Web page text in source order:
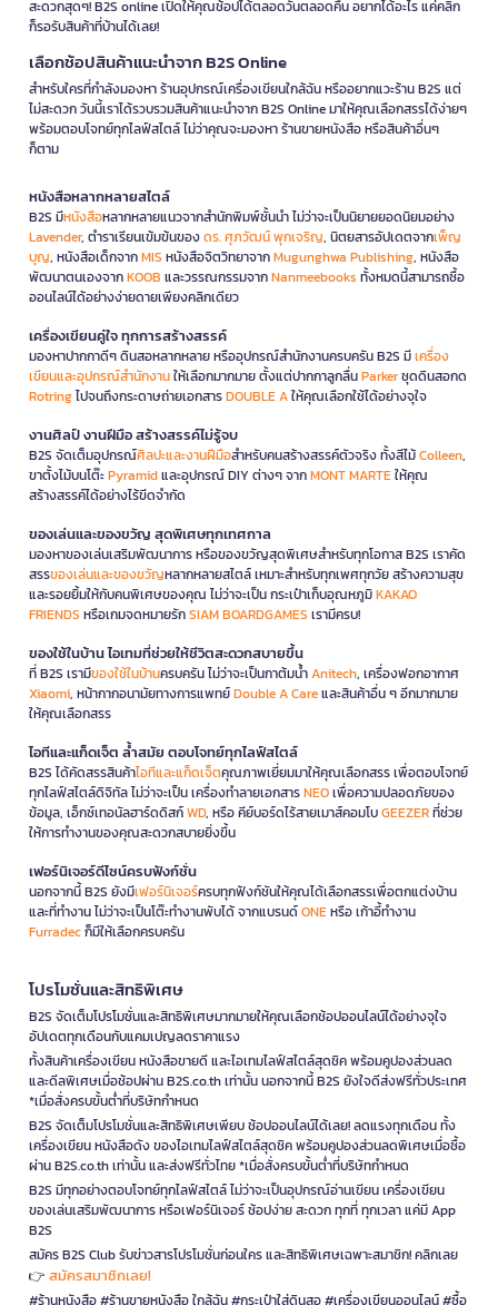
สะดวกสุดๆ! B2S online เปิดให้คุณช้อปได้ตลอดวันตลอดคืน อยากได้อะไร แค่คลิก
ก็รอรับสินค้าที่บ้านได้เลย!
เลือกช้อปสินค้าแนะนำจาก B2S Online
สำหรับใครที่กำลังมองหา ร้านอุปกรณ์เครื่องเขียนใกล้ฉัน หรืออยากแวะร้าน B2S แต่
ไม่สะดวก วันนี้เราได้รวบรวมสินค้าแนะนำจาก B2S Online มาให้คุณเลือกสรรได้ง่ายๆ
พร้อมตอบโจทย์ทุกไลฟ์สไตล์ ไม่ว่าคุณจะมองหา ร้านขายหนังสือ หรือสินค้าอื่นๆ
ก็ตาม
หนังสือหลากหลายสไตล์
B2S มีหนังสือหลากหลายแนวจากสำนักพิมพ์ชั้นนำ ไม่ว่าจะเป็นนิยายยอดนิยมอย่าง
Lavender, ตำราเรียนเข้มข้นของดร. ศุภวัฒน์ พุกเจริญ, นิตยสารอัปเดตจากเพ็ญ
บุญ, หนังสือเด็กจากMIS หนังสือจิตวิทยาจากMugunghwa Publishing, หนังสือ
พัฒนาตนเองจากKOOB และวรรณกรรมจากNanmeebooks ทั้งหมดนี้สามารถซื้อ
ออนไลน์ได้อย่างง่ายดายเพียงคลิกเดียว
เครื่องเขียนคู่ใจ ทุกการสร้างสรรค์
มองหาปากกาดีๆ ดินสอหลากหลาย หรืออุปกรณ์สำนักงานครบครัน B2S มีเครื่อง
เขียนและอุปกรณ์สำนักงานให้เลือกมากมาย ตั้งแต่ปากกาลูกลื่นParkerชุดดินสอกด
Rotringไปจนถึงกระดาษถ่ายเอกสารDOUBLE Aให้คุณเลือกใช้ได้อย่างจุใจ
งานศิลป์ งานฝีมือ สร้างสรรค์ไม่รู้จบ
B2S จัดเต็มอุปกรณ์ศิลปะและงานฝีมือสำหรับคนสร้างสรรค์ตัวจริง ทั้งสีไม้Colleen,
ขาตั้งไม้บนโต๊ะPyramidและอุปกรณ์ DIY ต่างๆ จากMONT MARTEให้คุณ
สร้างสรรค์ได้อย่างไร้ขีดจำกัด
ของเล่นและของขวัญ สุดพิเศษทุกเทศกาล
มองหาของเล่นเสริมพัฒนาการ หรือของขวัญสุดพิเศษสำหรับทุกโอกาส B2S เราคัด
สรรของเล่นและของขวัญหลากหลายสไตล์ เหมาะสำหรับทุกเพศทุกวัย สร้างความสุข
และรอยยิ้มให้กับคนพิเศษของคุณ ไม่ว่าจะเป็น กระเป๋าเก็บอุณหภูมิKAKAO
FRIENDS หรือเกมจดหมายรักSIAM BOARDGAMES เรามีครบ!
ของใช้ในบ้าน ไอเทมที่ช่วยให้ชีวิตสะดวกสบายขึ้น
ที่ B2S เรามีของใช้ในบ้านครบครัน ไม่ว่าจะเป็นกาต้มน้ำAnitech, เครื่องฟอกอากาศ
Xiaomi, หน้ากากอนามัยทางการแพทย์Double A Careและสินค้าอื่น ๆ อีกมากมาย
ให้คุณเลือกสรร
ไอทีและแก็ดเจ็ต ล้ำสมัย ตอบโจทย์ทุกไลฟ์สไตล์
B2S ได้คัดสรรสินค้าไอทีและแก็ดเจ็ตคุณภาพเยี่ยมมาให้คุณเลือกสรร เพื่อตอบโจทย์
ทุกไลฟ์สไตล์ดิจิทัล ไม่ว่าจะเป็น เครื่องทำลายเอกสารNEOเพื่อความปลอดภัยของ
ข้อมูล, เอ็กซ์เทอนัลฮาร์ดดิสก์WD, หรือ คีย์บอร์ดไร้สายเมาส์คอมโบGEEZERที่ช่วย
ให้การทำงานของคุณสะดวกสบายยิ่งขึ้น
เฟอร์นิเจอร์ดีไซน์ครบฟังก์ชั่น
นอกจากนี้ B2S ยังมีเฟอร์นิเจอร์ครบทุกฟังก์ชันให้คุณได้เลือกสรรเพื่อตกแต่งบ้าน
และที่ทำงาน ไม่ว่าจะเป็นโต๊ะทำงานพับได้ จากแบรนด์ONEหรือ เก้าอี้ทำงาน
Furradecก็มีให้เลือกครบครัน
โปรโมชั่นและสิทธิพิเศษ
B2S จัดเต็มโปรโมชั่นและสิทธิพิเศษมากมายให้คุณเลือกช้อปออนไลน์ได้อย่างจุใจ
อัปเดตทุกเดือนกับแคมเปญลดราคาแรง
ทั้งสินค้าเครื่องเขียน หนังสือขายดี และไอเทมไลฟ์สไตล์สุดชิค พร้อมคูปองส่วนลด
และดีลพิเศษเมื่อช้อปผ่าน B2S.co.th เท่านั้น นอกจากนี้ B2S ยังใจดีส่งฟรีทั่วประเทศ
*เมื่อสั่งครบขั้นต่ำที่บริษัทกำหนด
B2S จัดเต็มโปรโมชั่นและสิทธิพิเศษเพียบ ช้อปออนไลน์ได้เลย! ลดแรงทุกเดือน ทั้ง
เครื่องเขียน หนังสือดัง ของไอเทมไลฟ์สไตล์สุดชิค พร้อมคูปองส่วนลดพิเศษเมื่อซื้อ
ผ่าน B2S.co.th เท่านั้น และส่งฟรีทั่วไทย *เมื่อสั่งครบขั้นต่ำที่บริษัทกำหนด
B2S มีทุกอย่างตอบโจทย์ทุกไลฟ์สไตล์ ไม่ว่าจะเป็นอุปกรณ์อ่านเขียน เครื่องเขียน
ของเล่นเสริมพัฒนาการ หรือเฟอร์นิเจอร์ ช้อปง่าย สะดวก ทุกที่ ทุกเวลา แค่มี App
B2S
สมัคร B2S Club รับข่าวสารโปรโมชั่นก่อนใคร และสิทธิพิเศษเฉพาะสมาชิก! คลิกเลย
👉 สมัครสมาชิกเลย!
#ร้านหนังสือ #ร้านขายหนังสือ ใกล้ฉัน #กระเป๋าใส่ดินสอ #เครื่องเขียนออนไลน์ #ซื้อ